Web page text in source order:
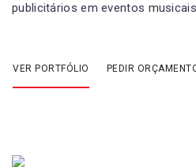
publicitários em eventos
VER PORTFÓLIO PEDIR